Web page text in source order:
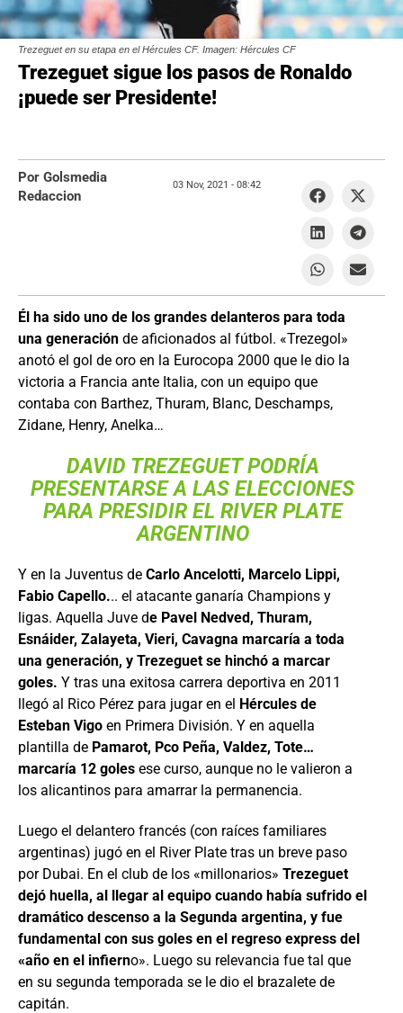
Trezeguet en su etapa en el Hércules CF. Imagen: Hércules CF
Trezeguet sigue los pasos de Ronaldo
¡puede ser Presidente!
Él ha sido uno de los grandes delanteros para toda
una generación de aficionados al fútbol. «Trezegol»
anotó el gol de oro en la Eurocopa 2000 que le dio la
victoria a Francia ante Italia, con un equipo que
contaba con Barthez, Thuram, Blanc, Deschamps,
Zidane, Henry, Anelka…
DAVID TREZEGUET PODRÍA
PRESENTARSE A LAS ELECCIONES
PARA PRESIDIR EL RIVER PLATE
ARGENTINO
Y en la Juventus de Carlo Ancelotti, Marcelo Lippi,
Fabio Capello... el atacante ganaría Champions y
ligas. Aquella Juve de Pavel Nedved, Thuram,
Esnáider, Zalayeta, Vieri, Cavagna marcaría a toda
una generación, y Trezeguet se hinchó a marcar
goles. Y tras una exitosa carrera deportiva en 2011
llegó al Rico Pérez para jugar en el Hércules de
Esteban Vigo en Primera División. Y en aquella
plantilla de Pamarot, Pco Peña, Valdez, Tote…
marcaría 12 goles ese curso, aunque no le valieron a
los alicantinos para amarrar la permanencia.
Luego el delantero francés (con raíces familiares
argentinas) jugó en el River Plate tras un breve paso
por Dubai. En el club de los «millonarios» Trezeguet
dejó huella, al llegar al equipo cuando había sufrido el
dramático descenso a la Segunda argentina, y fue
fundamental con sus goles en el regreso express del
«año en el infierno». Luego su relevancia fue tal que
en su segunda temporada se le dio el brazalete de
capitán.
Por Golsmedia
Redaccion
03 Nov, 2021 - 08:42